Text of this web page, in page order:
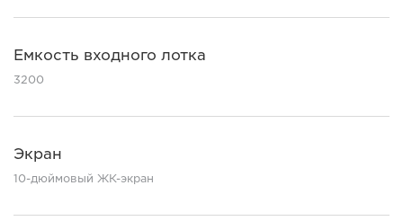
Емкость входного лотка
3200
Экран
10-дюймовый ЖК-экран